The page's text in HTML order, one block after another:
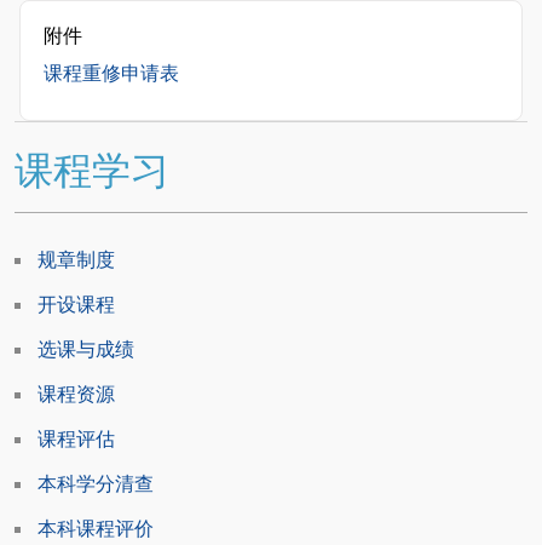
附件
课程重修申请表
课程学习
规章制度
开设课程
选课与成绩
课程资源
课程评估
本科学分清查
本科课程评价